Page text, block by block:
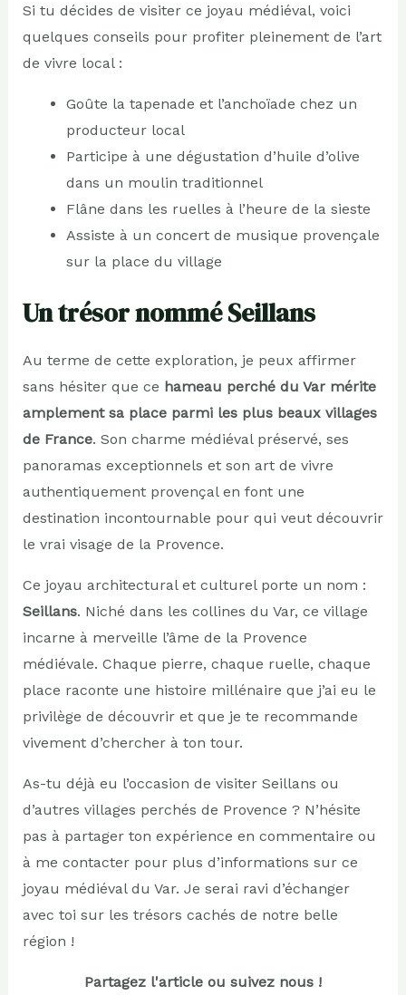
Si tu décides de visiter ce joyau médiéval, voici
quelques conseils pour profiter pleinement de l’art
de vivre local :
Goûte la tapenade et l’anchoïade chez un
producteur local
Participe à une dégustation d’huile d’olive
dans un moulin traditionnel
Flâne dans les ruelles à l’heure de la sieste
Assiste à un concert de musique provençale
sur la place du village
Un trésor nommé Seillans
Au terme de cette exploration, je peux affirmer
sans hésiter que ce hameau perché du Var mérite
amplement sa place parmi les plus beaux villages
de France. Son charme médiéval préservé, ses
panoramas exceptionnels et son art de vivre
authentiquement provençal en font une
destination incontournable pour qui veut découvrir
le vrai visage de la Provence.
Ce joyau architectural et culturel porte un nom :
Seillans. Niché dans les collines du Var, ce village
incarne à merveille l’âme de la Provence
médiévale. Chaque pierre, chaque ruelle, chaque
place raconte une histoire millénaire que j’ai eu le
privilège de découvrir et que je te recommande
vivement d’chercher à ton tour.
As-tu déjà eu l’occasion de visiter Seillans ou
d’autres villages perchés de Provence ? N’hésite
pas à partager ton expérience en commentaire ou
à me contacter pour plus d’informations sur ce
joyau médiéval du Var. Je serai ravi d’échanger
avec toi sur les trésors cachés de notre belle
région !
Partagez l'article ou suivez nous !